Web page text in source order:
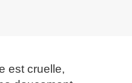
est cruelle,